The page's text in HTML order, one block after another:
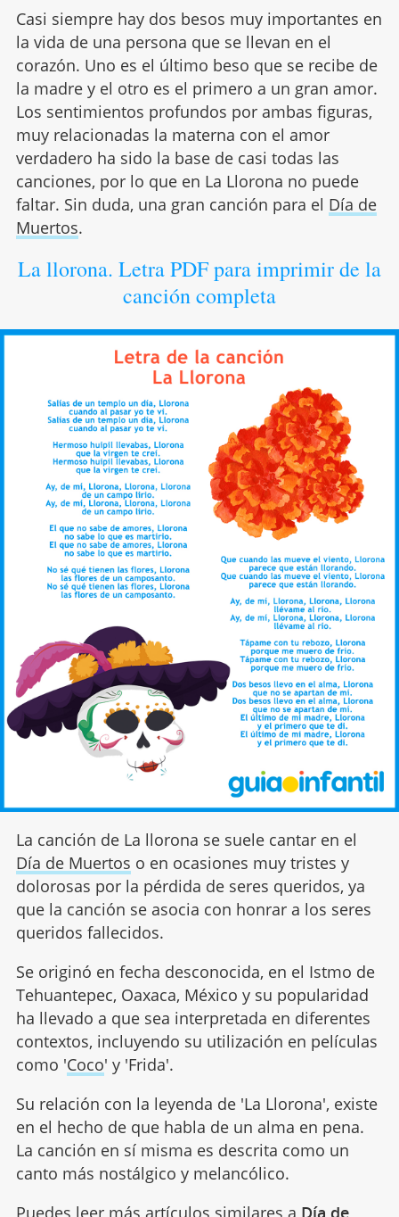
Casi siempre hay dos besos muy importantes en
la vida de una persona que se llevan en el
corazón. Uno es el último beso que se recibe de
la madre y el otro es el primero a un gran amor.
Los sentimientos profundos por ambas figuras,
muy relacionadas la materna con el amor
verdadero ha sido la base de casi todas las
canciones, por lo que en La Llorona no puede
faltar. Sin duda, una gran canción para el Día de
Muertos.
La llorona. Letra PDF para imprimir de la
canción completa
La canción de La llorona se suele cantar en el
Día de Muertos o en ocasiones muy tristes y
dolorosas por la pérdida de seres queridos, ya
que la canción se asocia con honrar a los seres
queridos fallecidos.
Se originó en fecha desconocida, en el Istmo de
Tehuantepec, Oaxaca, México y su popularidad
ha llevado a que sea interpretada en diferentes
contextos, incluyendo su utilización en películas
como 'Coco' y 'Frida'.
Su relación con la leyenda de 'La Llorona', existe
en el hecho de que habla de un alma en pena.
La canción en sí misma es descrita como un
canto más nostálgico y melancólico.
Puedes leer más artículos similares a Día de